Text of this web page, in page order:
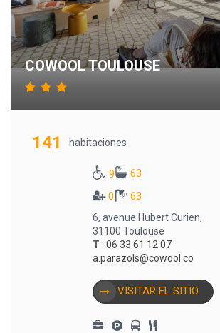
COWOOL TOULOUSE
141 habitaciones
9
63
0
63
6, avenue Hubert Curien,
31100 Toulouse
T : 06 33 61 12 07
a.parazols@cowool.co
VISITAR EL SITIO